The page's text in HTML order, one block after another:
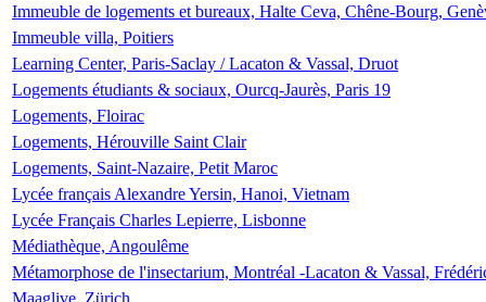
Immeuble de logements et bureaux, Halte Ceva, Chêne-Bourg,
Immeuble villa, Poitiers
Learning Center, Paris-Saclay / Lacaton & Vassal, Druot
Logements étudiants & sociaux, Ourcq-Jaurès, Paris 19
Logements, Floirac
Logements, Hérouville Saint Clair
Logements, Saint-Nazaire, Petit Maroc
Lycée français Alexandre Yersin, Hanoi, Vietnam
Lycée Français Charles Lepierre, Lisbonne
Médiathèque, Angoulême
Métamorphose de l'insectarium, Montréal -Lacaton & Vassal,
Maaglive, Zürich